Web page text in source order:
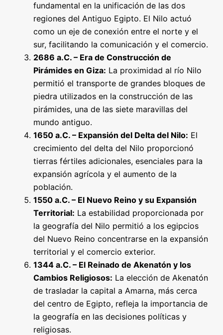
fundamental en la unificación de las dos
regiones del Antiguo Egipto. El Nilo actuó
como un eje de conexión entre el norte y el
sur, facilitando la comunicación y el comercio.
2686 a.C. – Era de Construcción de
Pirámides en Giza: La proximidad al río Nilo
permitió el transporte de grandes bloques de
piedra utilizados en la construcción de las
pirámides, una de las siete maravillas del
mundo antiguo.
1650 a.C. – Expansión del Delta del Nilo: El
crecimiento del delta del Nilo proporcionó
tierras fértiles adicionales, esenciales para la
expansión agrícola y el aumento de la
población.
1550 a.C. – El Nuevo Reino y su Expansión
Territorial: La estabilidad proporcionada por
la geografía del Nilo permitió a los egipcios
del Nuevo Reino concentrarse en la expansión
territorial y el comercio exterior.
1344 a.C. – El Reinado de Akenatón y los
Cambios Religiosos: La elección de Akenatón
de trasladar la capital a Amarna, más cerca
del centro de Egipto, refleja la importancia de
la geografía en las decisiones políticas y
religiosas.